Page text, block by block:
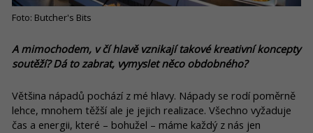
Foto: Butcher's Bits
A mimochodem, v čí hlavě vznikají takové kreativní koncepty
soutěží? Dá to zabrat, vymyslet něco obdobného?
Většina nápadů pochází z mé hlavy. Nápady se rodí poměrně
lehce, mnohem těžší ale je jejich realizace. Všechno vyžaduje
čas a energii, které – bohužel – máme každý z nás jen